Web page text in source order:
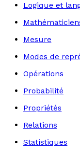
Logique et
Mesure
Modes de
Opérations
Probabilité
Propriétés
Relations
Statistiques